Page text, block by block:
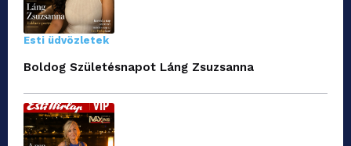
Esti üdvözletek
Boldog Születésnapot Láng Zsuzsanna